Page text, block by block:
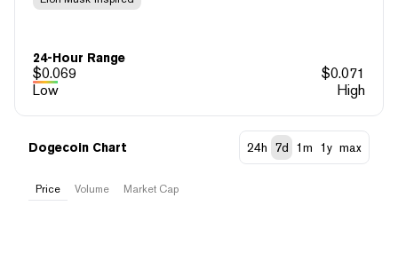
24-Hour Range
$0.069 $0.071
Low
High
Dogecoin Chart 24h 7d 1m 1y max
Price Volume Market Cap